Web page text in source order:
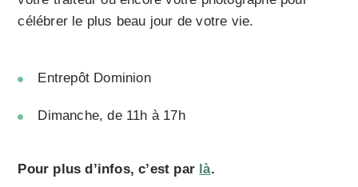
célébrer le plus beau jour de votre vie.
Entrepôt Dominion
Dimanche, de 11h à 17h
Pour plus d’infos, c’est par là.